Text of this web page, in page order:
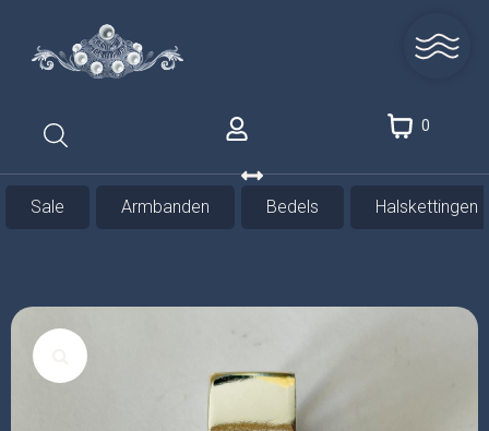
0
Sale Armbanden Bedels Halskettingen